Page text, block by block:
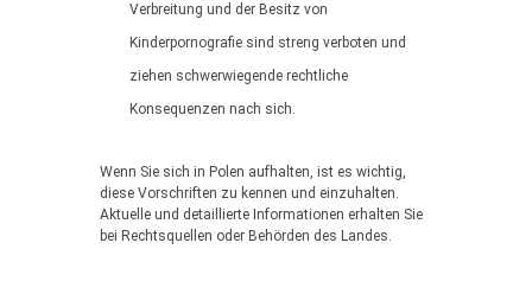
Verbreitung und der Besitz von
Kinderpornografie sind streng verboten und
ziehen schwerwiegende rechtliche
Konsequenzen nach sich.
Wenn Sie sich in Polen aufhalten, ist es wichtig,
diese Vorschriften zu kennen und einzuhalten.
Aktuelle und detaillierte Informationen erhalten Sie
bei Rechtsquellen oder Behörden des Landes.